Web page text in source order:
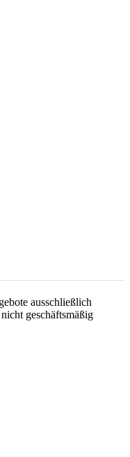
ausschließlich
geschäftsmäßig